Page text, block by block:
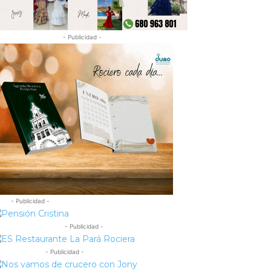
- Publicidad -
- Publicidad -
- Publicidad -
- Publicidad -